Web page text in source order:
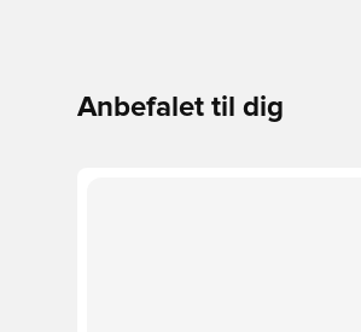
Anbefalet til dig